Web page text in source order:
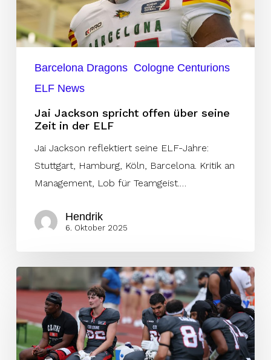
seine
Zeit
in
Barcelona Dragons Cologne Centurions
ELF News
Jai Jackson spricht offen über seine
Zeit in der ELF
Jai Jackson reflektiert seine ELF-Jahre:
Stuttgart, Hamburg, Köln, Barcelona. Kritik an
Management, Lob für Teamgeist.…
Hendrik
6. Oktober 2025
Football
is
Family:
Solidarität
rettet